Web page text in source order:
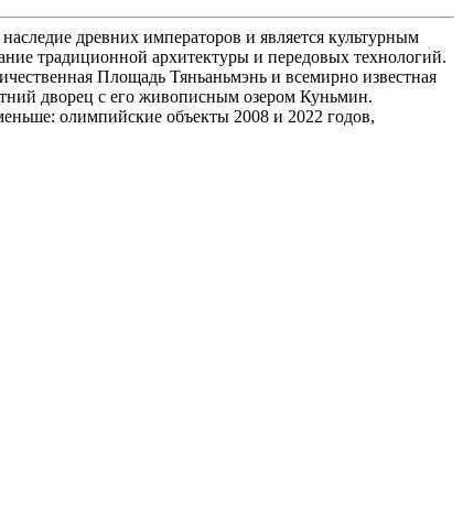
древних императоров и является культурным
традиционной архитектуры и передовых технологий.
Площадь Тяньаньмэнь и всемирно известная
дворец с его живописным озером Куньмин.
олимпийские объекты 2008 и 2022 годов,